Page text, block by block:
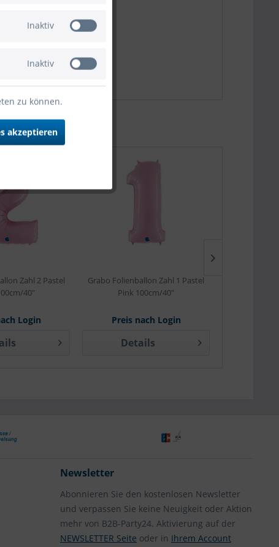
Zahl 2 Pastel
40"
Login
Grabo Folienballon Zahl 1 Pastel
Pink 100cm/40"
Preis nach Login
Details
Newsletter
Abonnieren Sie den kostenlosen Newsletter
und verpassen Sie keine Neuigkeit oder Aktion
mehr von B2B-Party24. Aktivierung auf der
NEWSLETTER Seite oder in Ihrem Account
Inaktiv
Inaktiv
zu können.
akzeptieren